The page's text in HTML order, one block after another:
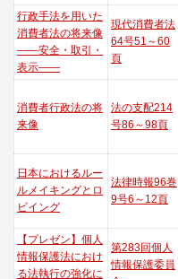
行政手法を用いた
消費者法の将来像
――安全・取引・
表示――
現代消費者法
64号51～60
頁
消費者行政法の将
来像
法の支配214
号86～98頁
日本におけるルー
ルメイキングとロ
ビイング
法律時報96巻
9号6～12頁
【プレゼン】個人
情報保護法におけ
る法執行の強化に
第283回個人
情報保護委員